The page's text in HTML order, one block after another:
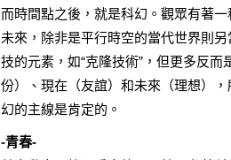
而時間點之後，就是科幻。觀眾有著
未來，除非是平行時空的當代世界則
技的元素，如“克隆技術”，但更多反
份）、現在（友誼）和未來（理想）
幻的主線是肯定的。
-青春-